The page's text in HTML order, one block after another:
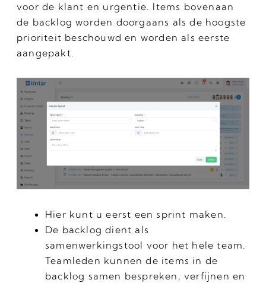
voor de klant en urgentie. Items bovenaan
de backlog worden doorgaans als de hoogste
prioriteit beschouwd en worden als eerste
aangepakt.
Hier kunt u eerst een sprint maken.
De backlog dient als
samenwerkingstool voor het hele team.
Teamleden kunnen de items in de
backlog samen bespreken, verfijnen en